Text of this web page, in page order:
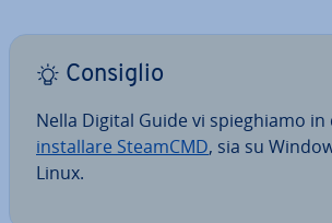
Consiglio
Nella Digital Guide vi spie­ghia­mo
in­stal­la­re SteamCMD, sia su
Linux.